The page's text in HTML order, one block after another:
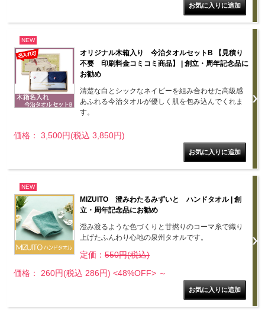
NEW
オリジナル木箱入り 今治タオルセットB 【見積り
不要 印刷料金コミコミ商品】 | 創立・周年記念品に
お勧め
清楚な白とシックなネイビーを組み合わせた高級感
あふれる今治タオルが優しく肌を包み込んでくれま
す。
価格： 3,500円(税込 3,850円)
NEW
MIZUITO 澄みわたるみずいと ハンドタオル | 創
立・周年記念品にお勧め
澄み渡るような色づくりと甘撚りのコーマ糸で織り
上げたふんわり心地の泉州タオルです。
定価： 550円(税込)
価格： 260円(税込 286円) <48%OFF> ～